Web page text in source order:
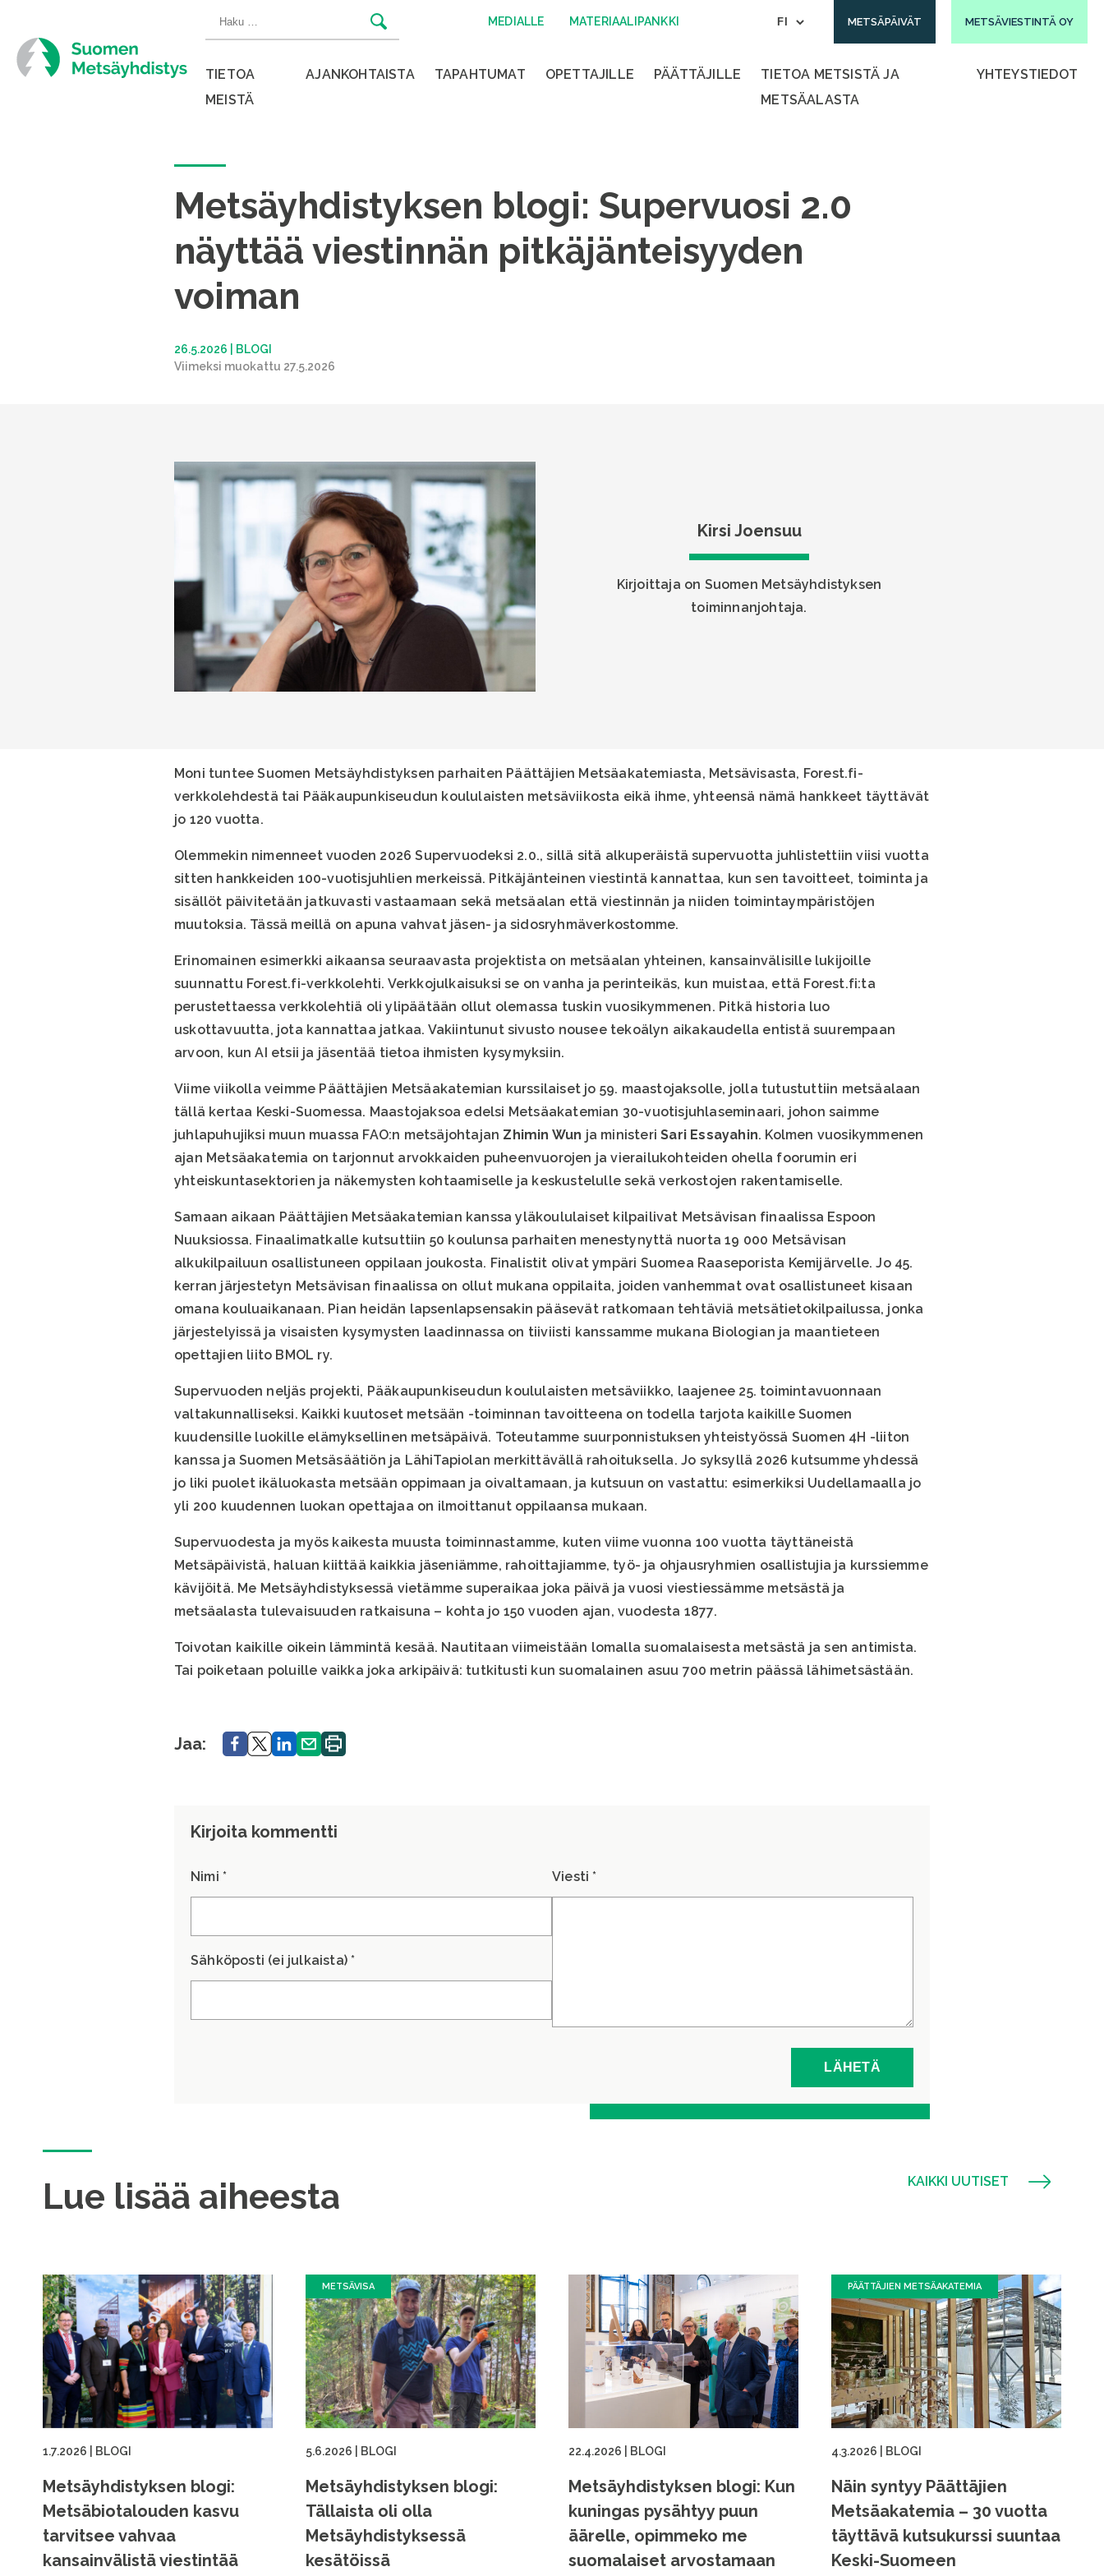
sisältöön
Haku: MEDIALLE MATERIAALIPANKKI METSÄPÄIVÄT METSÄVIESTINTÄ OY
TIETOA
MEISTÄ
AJANKOHTAISTA TAPAHTUMAT OPETTAJILLE PÄÄTTÄJILLE
TIETOA METSISTÄ JA
METSÄALASTA
YHTEYSTIEDOT
Metsäyhdistyksen blogi: Supervuosi 2.0
näyttää viestinnän pitkäjänteisyyden
voiman
26.5.2026
BLOGI
Viimeksi muokattu 27.5.2026
Kirsi Joensuu
Kirjoittaja on Suomen Metsäyhdistyksen
toiminnanjohtaja.
Moni tuntee Suomen Metsäyhdistyksen parhaiten Päättäjien Metsäakatemiasta, Metsävisasta, Forest.fi-
verkkolehdestä tai Pääkaupunkiseudun koululaisten metsäviikosta eikä ihme, yhteensä nämä hankkeet täyttävät
jo 120 vuotta.
Olemmekin nimenneet vuoden 2026 Supervuodeksi 2.0., sillä sitä alkuperäistä supervuotta juhlistettiin viisi vuotta
sitten hankkeiden 100-vuotisjuhlien merkeissä. Pitkäjänteinen viestintä kannattaa, kun sen tavoitteet, toiminta ja
sisällöt päivitetään jatkuvasti vastaamaan sekä metsäalan että viestinnän ja niiden toimintaympäristöjen
muutoksia. Tässä meillä on apuna vahvat jäsen- ja sidosryhmäverkostomme.
Erinomainen esimerkki aikaansa seuraavasta projektista on metsäalan yhteinen, kansainvälisille lukijoille
suunnattu Forest.fi-verkkolehti. Verkkojulkaisuksi se on vanha ja perinteikäs, kun muistaa, että Forest.fi:ta
perustettaessa verkkolehtiä oli ylipäätään ollut olemassa tuskin vuosikymmenen. Pitkä historia luo
uskottavuutta, jota kannattaa jatkaa. Vakiintunut sivusto nousee tekoälyn aikakaudella entistä suurempaan
arvoon, kun AI etsii ja jäsentää tietoa ihmisten kysymyksiin.
Viime viikolla veimme Päättäjien Metsäakatemian kurssilaiset jo 59. maastojaksolle, jolla tutustuttiin metsäalaan
tällä kertaa Keski-Suomessa. Maastojaksoa edelsi Metsäakatemian 30-vuotisjuhlaseminaari, johon saimme
juhlapuhujiksi muun muassa FAO:n metsäjohtajan Zhimin Wun ja ministeriSari Essayahin. Kolmen vuosikymmenen
ajan Metsäakatemia on tarjonnut arvokkaiden puheenvuorojen ja vierailukohteiden ohella foorumin eri
yhteiskuntasektorien ja näkemysten kohtaamiselle ja keskustelulle sekä verkostojen rakentamiselle.
Samaan aikaan Päättäjien Metsäakatemian kanssa yläkoululaiset kilpailivat Metsävisan finaalissa Espoon
Nuuksiossa. Finaalimatkalle kutsuttiin 50 koulunsa parhaiten menestynyttä nuorta 19 000 Metsävisan
alkukilpailuun osallistuneen oppilaan joukosta. Finalistit olivat ympäri Suomea Raaseporista Kemijärvelle. Jo 45.
kerran järjestetyn Metsävisan finaalissa on ollut mukana oppilaita, joiden vanhemmat ovat osallistuneet kisaan
omana kouluaikanaan. Pian heidän lapsenlapsensakin pääsevät ratkomaan tehtäviä metsätietokilpailussa, jonka
järjestelyissä ja visaisten kysymysten laadinnassa on tiiviisti kanssamme mukana Biologian ja maantieteen
opettajien liito BMOL ry.
Supervuoden neljäs projekti, Pääkaupunkiseudun koululaisten metsäviikko, laajenee 25. toimintavuonnaan
valtakunnalliseksi. Kaikki kuutoset metsään -toiminnan tavoitteena on todella tarjota kaikille Suomen
kuudensille luokille elämyksellinen metsäpäivä. Toteutamme suurponnistuksen yhteistyössä Suomen 4H -liiton
kanssa ja Suomen Metsäsäätiön ja LähiTapiolan merkittävällä rahoituksella. Jo syksyllä 2026 kutsumme yhdessä
jo liki puolet ikäluokasta metsään oppimaan ja oivaltamaan, ja kutsuun on vastattu: esimerkiksi Uudellamaalla jo
yli 200 kuudennen luokan opettajaa on ilmoittanut oppilaansa mukaan.
Supervuodesta ja myös kaikesta muusta toiminnastamme, kuten viime vuonna 100 vuotta täyttäneistä
Metsäpäivistä, haluan kiittää kaikkia jäseniämme, rahoittajiamme, työ- ja ohjausryhmien osallistujia ja kurssiemme
kävijöitä. Me Metsäyhdistyksessä vietämme superaikaa joka päivä ja vuosi viestiessämme metsästä ja
metsäalasta tulevaisuuden ratkaisuna – kohta jo 150 vuoden ajan, vuodesta 1877.
Toivotan kaikille oikein lämmintä kesää. Nautitaan viimeistään lomalla suomalaisesta metsästä ja sen antimista.
Tai poiketaan poluille vaikka joka arkipäivä: tutkitusti kun suomalainen asuu 700 metrin päässä lähimetsästään.
Jaa: Jaa. Jaa.Jaa. Jaa. Tulosta
sivu.
Kirjoita kommentti
Nimi *
Sähköposti (ei julkaista) *
Viesti *
Lue lisää aiheesta
1.7.2026 BLOGI
Metsäyhdistyksen blogi:
Metsäbiotalouden kasvu
tarvitsee vahvaa
kansainvälistä viestintää
METSÄVISA
5.6.2026 BLOGI
Metsäyhdistyksen blogi:
Tällaista oli olla
Metsäyhdistyksessä
kesätöissä
22.4.2026 BLOGI
Metsäyhdistyksen blogi: Kun
kuningas pysähtyy puun
äärelle, opimmeko me
suomalaiset arvostamaan
PÄÄTTÄJIEN METSÄAKATEMIA
4.3.2026 BLOGI
Näin syntyy Päättäjien
Metsäakatemia – 30 vuotta
täyttävä kutsukurssi suuntaa
Keski-Suomeen
KAIKKI UUTISET